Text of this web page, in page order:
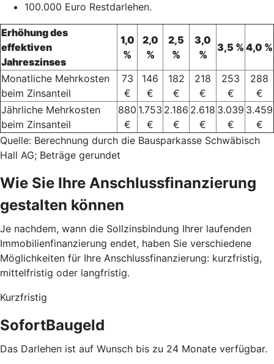
100.000 Euro Restdarlehen.
Erhöhung des
effektiven
Jahreszinses
1,0
%
2,0
%
2,5
%
3,0
%
3,5 % 4,0 %
Monatliche Mehrkosten
beim Zinsanteil
73
€
146
€
182
€
218
€
253
€
288
€
Jährliche Mehrkosten
beim Zinsanteil
880
€
1.753
€
2.186
€
2.618
€
3.039
€
3.459
€
Quelle: Berechnung durch die Bausparkasse Schwäbisch
Hall AG; Beträge gerundet
Wie Sie Ihre Anschlussfinanzierung
gestalten können
Je nachdem, wann die Sollzinsbindung Ihrer laufenden
Immobilienfinanzierung endet, haben Sie verschiedene
Möglichkeiten für Ihre Anschlussfinanzierung: kurzfristig,
mittelfristig oder langfristig.
Kurzfristig
SofortBaugeld
Das Darlehen ist auf Wunsch bis zu 24 Monate verfügbar.